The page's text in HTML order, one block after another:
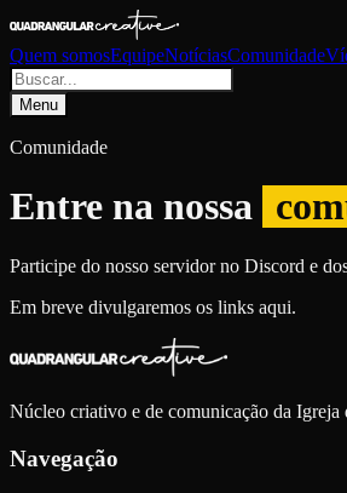
Quem somosEquipeNotíciasComunidade
Menu
Comunidade
Entre na nossa
Participe do nosso servidor no Discord e
Em breve divulgaremos os links aqui.
Núcleo criativo e de comunicação da
Navegação